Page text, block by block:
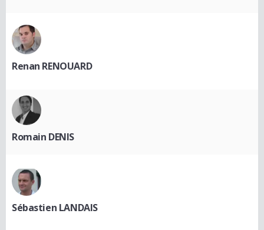
Renan RENOUARD
Romain DENIS
Sébastien LANDAIS